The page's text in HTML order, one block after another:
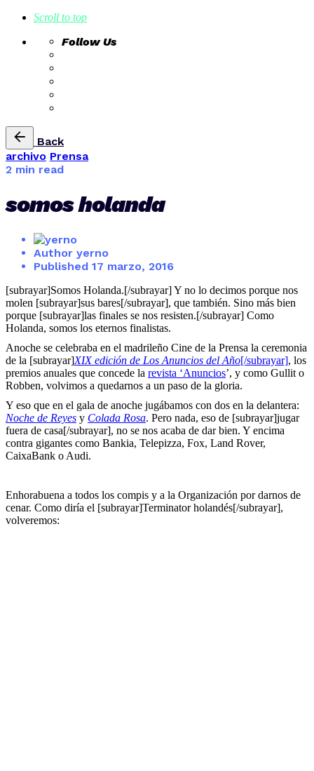
Scroll to top
Follow Us
Skip
content
Back
archivo Prensa
2 min read
somos holanda
Author yerno
Published 17 marzo, 2016
[subrayar]Somos Holanda.[/subrayar] Y no lo decimos porque nos
molen [subrayar]sus bares[/subrayar], que también. Sino más bien
porque [subrayar]las finales se nos resisten.[/subrayar] Como
Holanda, somos los eternos finalistas.
Anoche se celebraba en el madrileño Cine de la Prensa la ceremonia
de la [subrayar]XIX edición de Los Anuncios del Año[/subrayar], los
premios anuales que concede la revista ‘Anuncios’, y como Gullit o
Robben, volvimos a quedarnos a un paso de la gloria.
Y eso que en el gala de anoche jugábamos con dos en la delantera:
Noche de Reyes y Colada Rosa. Pero nada, eso de [subrayar]jugar
fuera de casa[/subrayar], no se nos acaba de dar bien. Y encima
contra gigantes como Bankia, Telepizza, Fox, Land Rover,
CaixaBank o Audi.
Enhorabuena a todos los compis y a la Organización por darnos de
cenar. Como diría el [subrayar]Terminator holandés[/subrayar],
volveremos: